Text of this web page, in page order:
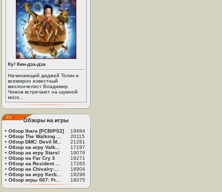
Ку! Кин-дза-дза
Начинающий диджей Толик и
всемирно известный
виолончелист Владимир
Чижов встречают на шумной
моск...
Обзоры на игры
• Обзор Ibara [PCB/PS2]
19684
• Обзор The Walking ...
20115
• Обзор DMC: Devil M...
21281
• Обзор на игру Valk...
17197
• Обзор на игру Stars!
19076
• Обзор на Far Cry 3
19271
• Обзор на Resident ...
17265
• Обзор на Chivalry:...
18904
• Обзор на игру Kerb...
19296
• Обзор игры 007: Fr... 18075